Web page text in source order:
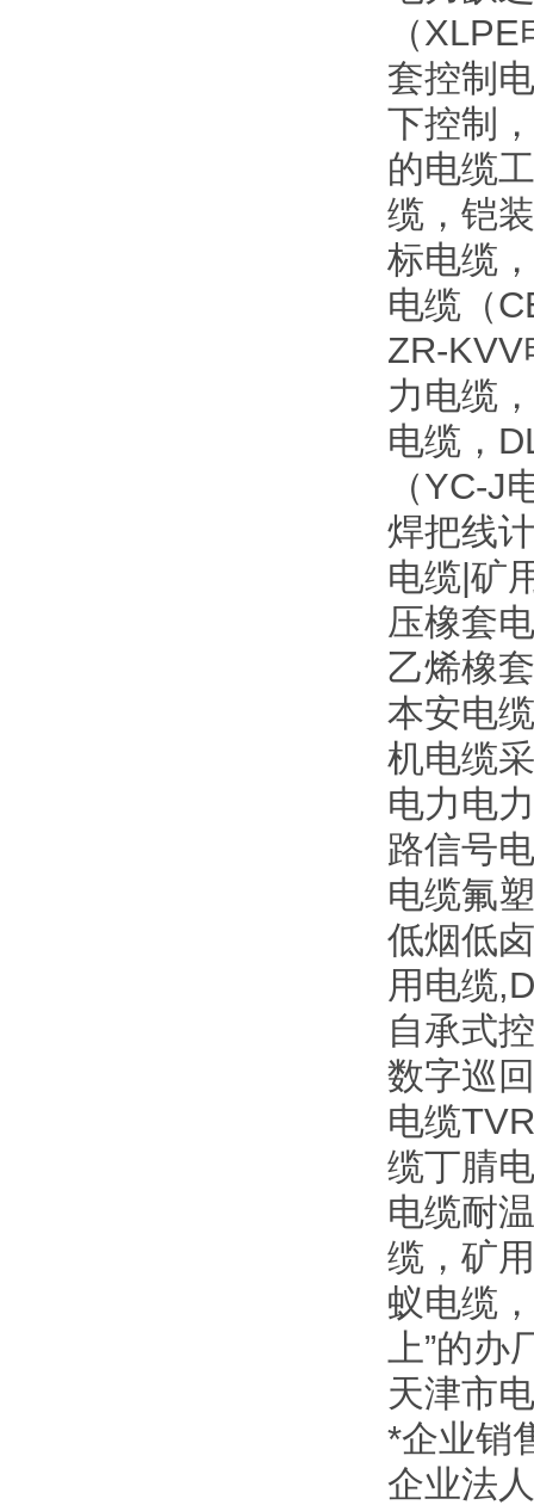
（
套控制
下控制
的电缆
缆，铠
标电缆
电缆（
ZR-
力电缆
电缆，
（YC-
焊把线
电缆|矿
压橡套
乙烯橡
本安电
机电缆
电力电
路信号
电缆氟
低烟低
用电缆
自承式
数字巡
电缆
缆丁腈
电缆耐
缆，矿
蚁电缆
上”的
天津市
*企业销
企业法